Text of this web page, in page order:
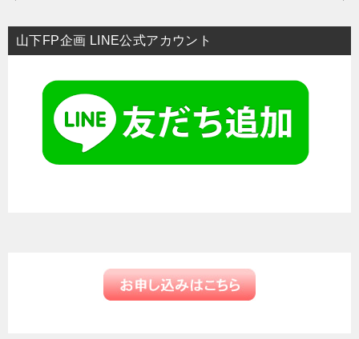
ナ
山下FP企画 LINE公式アカウント